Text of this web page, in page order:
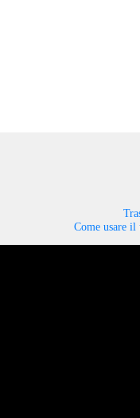
Come usare il